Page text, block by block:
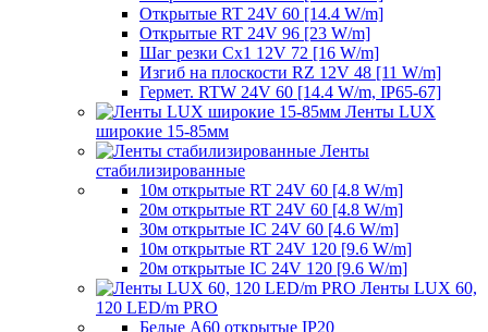
Открытые RT 24V 60 [14.4 W/m]
Открытые RT 24V 96 [23 W/m]
Шаг резки Cx1 12V 72 [16 W/m]
Изгиб на плоскости RZ 12V 48 [11 W/m]
Гермет. RTW 24V 60 [14.4 W/m, IP65-67]
Ленты LUX
широкие 15-85мм
Ленты
стабилизированные
10м открытые RT 24V 60 [4.8 W/m]
20м открытые RT 24V 60 [4.8 W/m]
30м открытые IC 24V 60 [4.6 W/m]
10м открытые RT 24V 120 [9.6 W/m]
20м открытые IC 24V 120 [9.6 W/m]
Ленты LUX 60,
120 LED/m PRO
Белые A60 открытые IP20